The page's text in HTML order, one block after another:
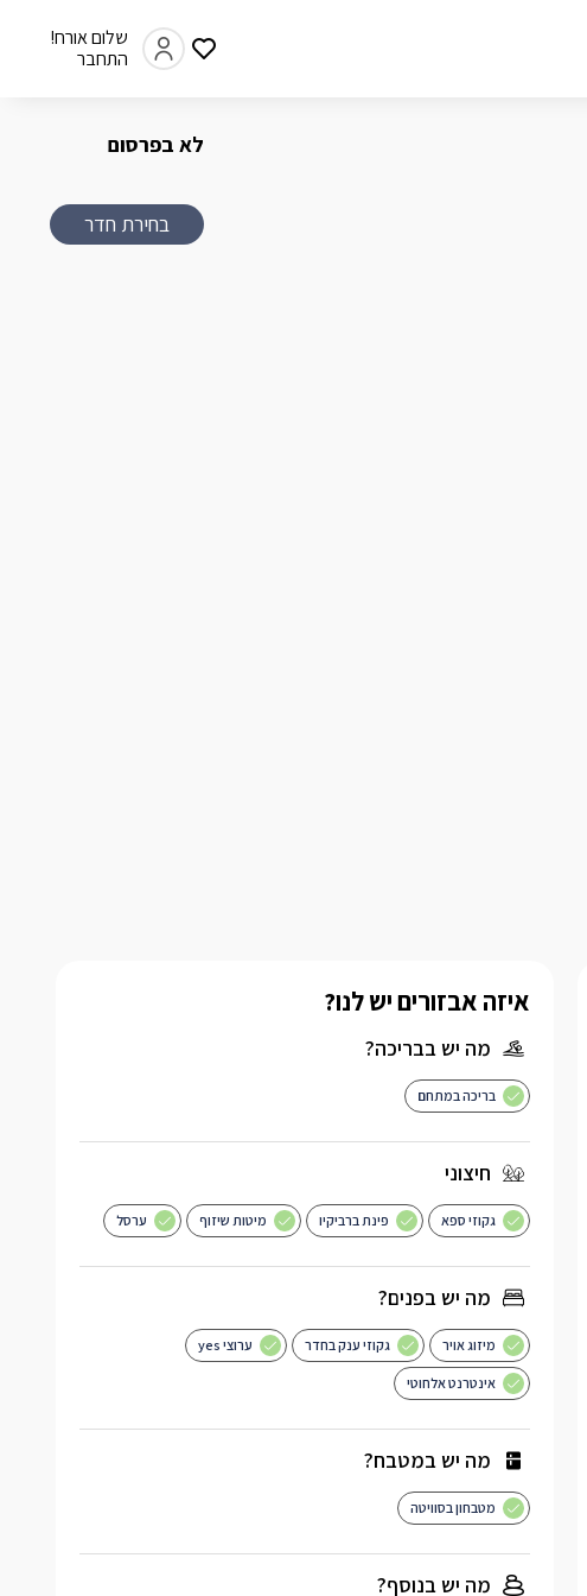
שלום אורח!
התחבר
לא בפרסום
בחירת חדר
איזה אבזורים יש לנו?
מה יש בבריכה?
בריכה במתחם
חיצוני
גקוזי ספא פינת ברביקיו מיטות שיזוף ערסל
מה יש בפנים?
מיזוג אויר גקוזי ענק בחדר ערוצי yes
אינטרנט אלחוטי
מה יש במטבח?
מטבחון בסוויטה
מה יש בנוסף?